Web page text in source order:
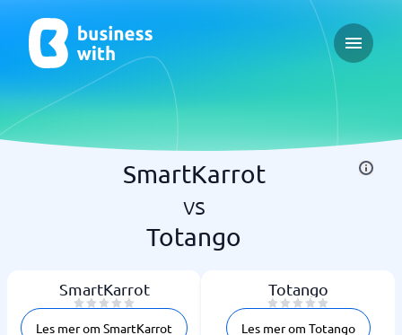
Open
SmartKarrot
vs
Totango
SmartKarrot
Les mer om SmartKarrot
Totango
Les mer om Totango